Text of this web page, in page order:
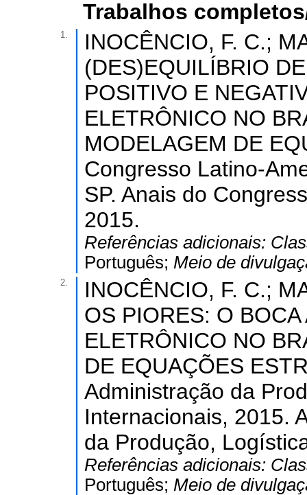
Trabalhos
1.
INOCÊNCIO, F. C.;
(DES)EQUILÍBRIO
POSITIVO E
ELETRÔNICO NO
MODELAGEM DE
Congresso Latino-
SP. Anais do
2015.
Referências adicionais:
Português; Meio de
2.
INOCÊNCIO, F. C.;
OS PIORES: O
ELETRÔNICO NO
DE EQUAÇÕES
Administração da
Internacionais, 2015.
da Produção,
Referências adicionais:
Português; Meio de